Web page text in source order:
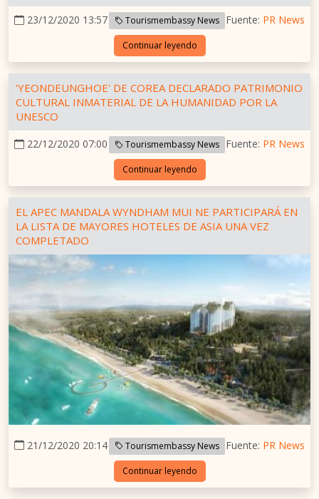
23/12/2020 13:57 Tourismembassy News Fuente: PR News
Continuar leyendo
'YEONDEUNGHOE' DE COREA DECLARADO PATRIMONIO
CULTURAL INMATERIAL DE LA HUMANIDAD POR LA
UNESCO
22/12/2020 07:00 Tourismembassy News Fuente: PR News
Continuar leyendo
EL APEC MANDALA WYNDHAM MUI NE PARTICIPARÁ EN
LA LISTA DE MAYORES HOTELES DE ASIA UNA VEZ
COMPLETADO
21/12/2020 20:14 Tourismembassy News Fuente: PR News
Continuar leyendo